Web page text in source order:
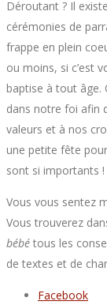
Déroutant ? Il
cérémonies de
frappe en plein
ou moins, si c’est
baptise à tout âge.
dans notre foi afin
valeurs et à nos
une petite fête
sont si importants !
Vous vous sentez
Vous trouverez
bébé tous les
de textes et de
Facebook